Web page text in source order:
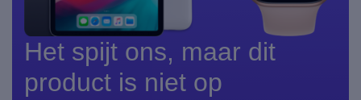
Het spijt ons, maar dit
product is niet op